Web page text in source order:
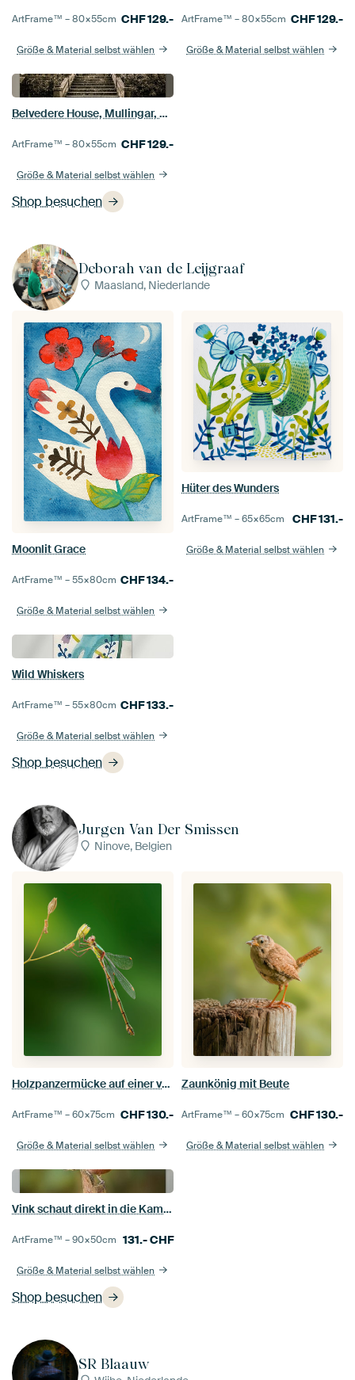
Shop besuchen
ArtFrame™ –80×55cm CHF129.-
Größe & Material selbst wählen
ArtFrame™ –80×55cm CHF129.-
Größe & Material selbst wählen
Belvedere House, Mullingar, Grafschaft Westmeath in Irland
ArtFrame™ –80×55cm CHF129.-
Größe & Material selbst wählen
Deborah van de Leijgraaf
Maasland, Niederlande
Shop besuchen
Moonlit Grace
ArtFrame™ –55×80cm CHF134.-
Größe & Material selbst wählen
Hüter des Wunders
ArtFrame™ –65×65cm CHF131.-
Größe & Material selbst wählen
Wild Whiskers
ArtFrame™ –55×80cm CHF133.-
Größe & Material selbst wählen
Jurgen Van Der Smissen
Ninove, Belgien
Shop besuchen
Holzpanzermücke auf einer verdorrten Blume.
ArtFrame™ –60×75cm CHF130.-
Größe & Material selbst wählen
Zaunkönig mit Beute
ArtFrame™ –60×75cm CHF130.-
Größe & Material selbst wählen
Vink schaut direkt in die Kamera.
ArtFrame™ –90×50cm 131.-CHF
Größe & Material selbst wählen
SR Blaauw